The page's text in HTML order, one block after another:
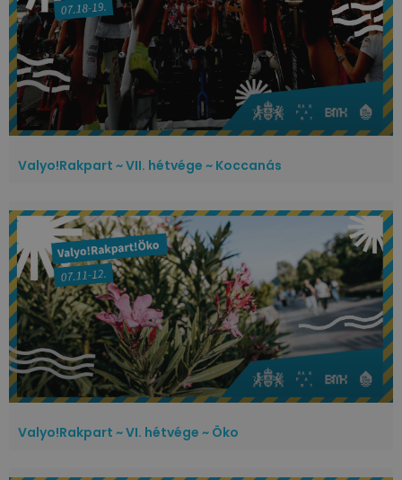
Valyo!Rakpart ~ VII. hétvége ~ Koccanás
Valyo!Rakpart ~ VI. hétvége ~ Öko